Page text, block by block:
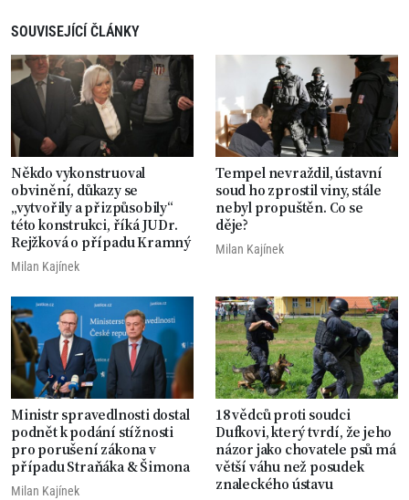
SOUVISEJÍCÍ ČLÁNKY
Někdo vykonstruoval
obvinění, důkazy se
„vytvořily a přizpůsobily“
této konstrukci, říká JUDr.
Rejžková o případu Kramný
Milan Kajínek
Tempel nevraždil, ústavní
soud ho zprostil viny, stále
nebyl propuštěn. Co se
děje?
Milan Kajínek
Ministr spravedlnosti dostal
podnět k podání stížnosti
pro porušení zákona v
případu Straňáka & Šimona
Milan Kajínek
18 vědců proti soudci
Dufkovi, který tvrdí, že jeho
názor jako chovatele psů má
větší váhu než posudek
znaleckého ústavu